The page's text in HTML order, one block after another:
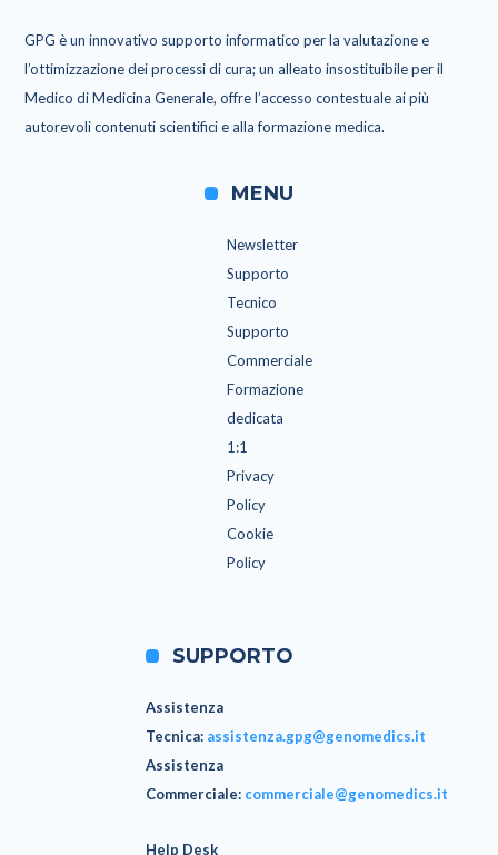
GPG è un innovativo supporto informatico per la valutazione e
l’ottimizzazione dei processi di cura; un alleato insostituibile per il
Medico di Medicina Generale, offre l’accesso contestuale ai più
autorevoli contenuti scientifici e alla formazione medica.
MENU
Newsletter
Supporto
Tecnico
Supporto
Commerciale
Formazione
dedicata
1:1
Privacy
Policy
Cookie
Policy
SUPPORTO
Assistenza
Tecnica: assistenza.gpg@genomedics.it
Assistenza
Commerciale: commerciale@genomedics.it
Help Desk